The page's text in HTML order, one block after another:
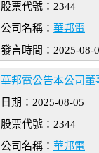
股票代號：2344
公司名稱： 華邦電
發言時間：2025-08-
華邦電公告本公司董
日期：2025-08-05
股票代號：2344
公司名稱： 華邦電